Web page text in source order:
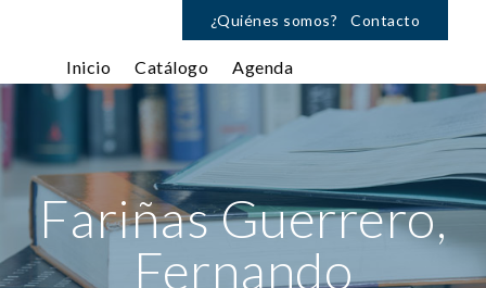
¿Quiénes somos? Contacto
Inicio Catálogo Agenda
Fariñas Guerrero,
Fernando